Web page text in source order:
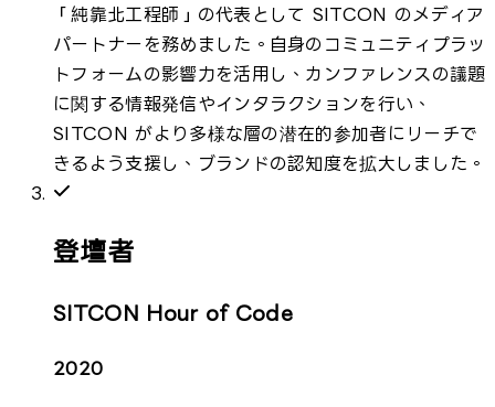
「純靠北工程師」の代表として SITCON のメディア
パートナーを務めました。自身のコミュニティプラッ
トフォームの影響力を活用し、カンファレンスの議題
に関する情報発信やインタラクションを行い、
SITCON がより多様な層の潜在的参加者にリーチで
きるよう支援し、ブランドの認知度を拡大しました。
登壇者
SITCON Hour of Code
2020